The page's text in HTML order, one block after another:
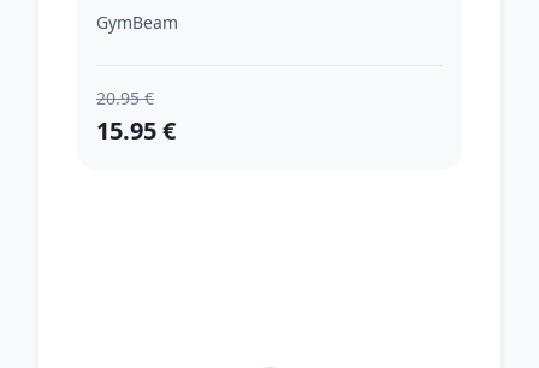
GymBeam
20.95 €
15.95 €